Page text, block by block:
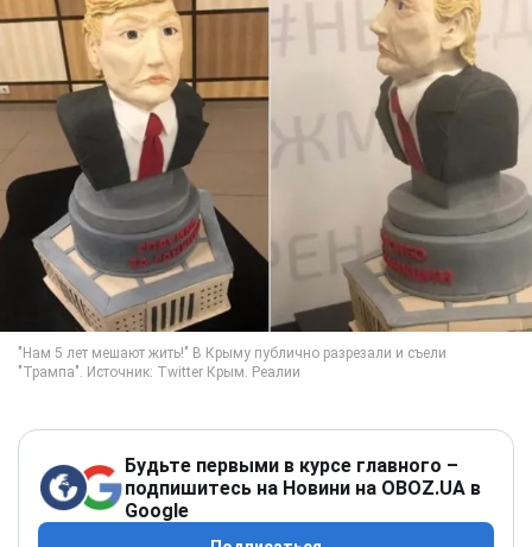
Будьте первыми в курсе главного –
подпишитесь на Новини на OBOZ.UA в
Google